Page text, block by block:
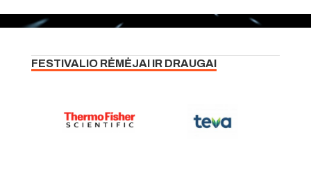
FESTIVALIO RĖMĖJAI IR DRAUGAI